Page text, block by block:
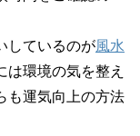
しているのが風水
は環境の気を整え
も運気向上の方法